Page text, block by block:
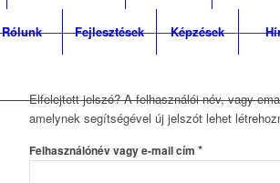
Rólunk Fejlesztések Képzések
Elfelejtett jelszó? A felhasználói név, vagy
amelynek segítségével új jelszót lehet
Felhasználónév vagy e-mail cím *